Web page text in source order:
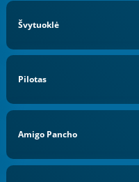
Švytuoklė
Pilotas
Amigo Pancho